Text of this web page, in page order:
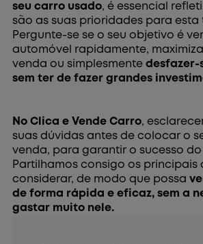
seu carro usado, é essencial
são as suas prioridades para esta
Pergunte-se se o seu objetivo é
automóvel rapidamente,
venda ou simplesmentedesfazer-
sem ter de fazer grandes
No Clica e Vende Carro,
suas dúvidas antes de colocar o
venda, para garantir o sucesso
Partilhamos consigo os principais
considerar, de modo que possa
de forma rápida e eficaz, sem a
gastar muito nele.